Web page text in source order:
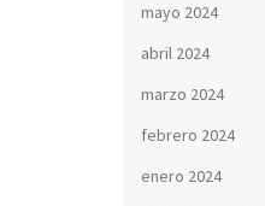
mayo 2024
abril 2024
marzo 2024
febrero 2024
enero 2024